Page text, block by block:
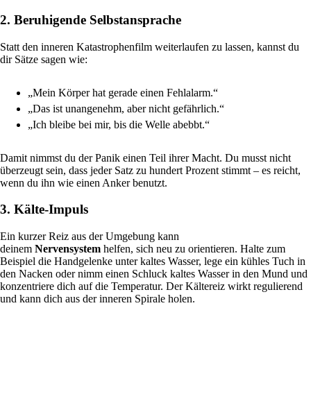
2. Beruhigende Selbstansprache
Statt den inneren Katastrophenfilm weiterlaufen zu lassen, kannst du
dir Sätze sagen wie:
„Mein Körper hat gerade einen Fehlalarm.“
„Das ist unangenehm, aber nicht gefährlich.“
„Ich bleibe bei mir, bis die Welle abebbt.“
Damit nimmst du der Panik einen Teil ihrer Macht. Du musst nicht
überzeugt sein, dass jeder Satz zu hundert Prozent stimmt – es reicht,
wenn du ihn wie einen Anker benutzt.
3. Kälte-Impuls
Ein kurzer Reiz aus der Umgebung kann
deinem Nervensystem helfen, sich neu zu orientieren. Halte zum
Beispiel die Handgelenke unter kaltes Wasser, lege ein kühles Tuch in
den Nacken oder nimm einen Schluck kaltes Wasser in den Mund und
konzentriere dich auf die Temperatur. Der Kältereiz wirkt regulierend
und kann dich aus der inneren Spirale holen.